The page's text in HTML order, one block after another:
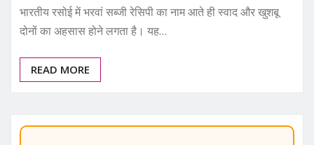
भारतीय रसोई में भरवां सब्जी रेसिपी का नाम आते ही स्वाद और खुशबू
दोनों का अहसास होने लगता है। यह…
READ MORE